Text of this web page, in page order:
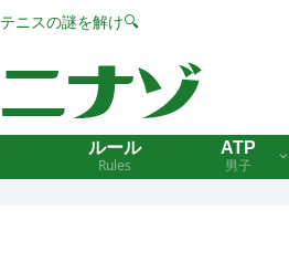
テニスの謎を解け🔍
ルール
Rules
ATP
男子